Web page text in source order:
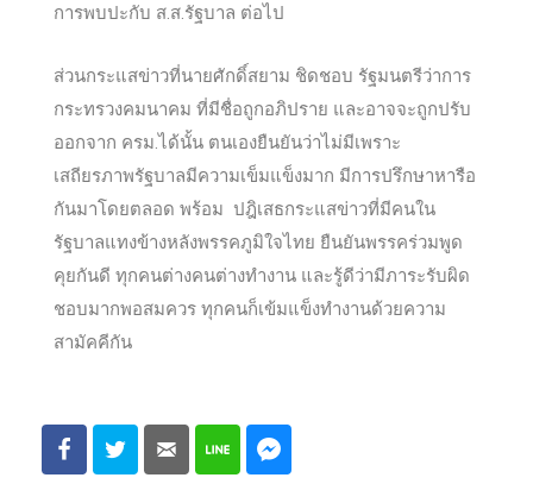
การพบปะกับ ส.ส.รัฐบาล ต่อไป
ส่วนกระแสข่าวที่นายศักดิ์สยาม ชิดชอบ รัฐมนตรีว่าการ
กระทรวงคมนาคม ที่มีชื่อถูกอภิปราย และอาจจะถูกปรับ
ออกจาก ครม.ได้นั้น ตนเองยืนยันว่าไม่มีเพราะ
เสถียรภาพรัฐบาลมีความเข็มแข็งมาก มีการปรึกษาหารือ
กันมาโดยตลอด พร้อม ปฎิเสธกระแสข่าวที่มีคนใน
รัฐบาลแทงข้างหลังพรรคภูมิใจไทย ยืนยันพรรคร่วมพูด
คุยกันดี ทุกคนต่างคนต่างทำงาน และรู้ดีว่ามีภาระรับผิด
ชอบมากพอสมควร ทุกคนก็เข้มแข็งทำงานด้วยความ
สามัคคีกัน